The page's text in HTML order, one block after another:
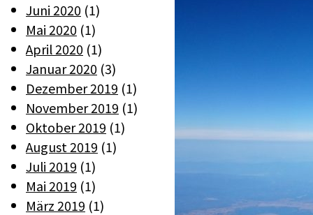
Juni 2020 (1)
Mai 2020 (1)
April 2020 (1)
Januar 2020 (3)
Dezember 2019 (1)
November 2019 (1)
Oktober 2019 (1)
August 2019 (1)
Juli 2019 (1)
Mai 2019 (1)
März 2019 (1)